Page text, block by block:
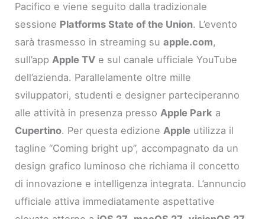
Pacifico e viene seguito dalla tradizionale
sessione Platforms State of the Union. L’evento
sarà trasmesso in streaming suapple.com,
sull’appApple TV e sul canale ufficiale YouTube
dell’azienda. Parallelamente oltre mille
sviluppatori, studenti e designer parteciperanno
alle attività in presenza pressoApple Park a
Cupertino. Per questa edizioneApple utilizza il
tagline “Coming bright up”, accompagnato da un
design grafico luminoso che richiama il concetto
di innovazione e intelligenza integrata. L’annuncio
ufficiale attiva immediatamente aspettative